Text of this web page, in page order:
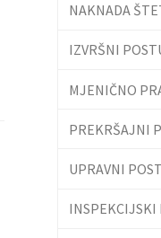
NAKNADA
IZVRŠNI
MJENIČNO
PREKRŠAJNI
UPRAVNI
INSPEKCIJSKI